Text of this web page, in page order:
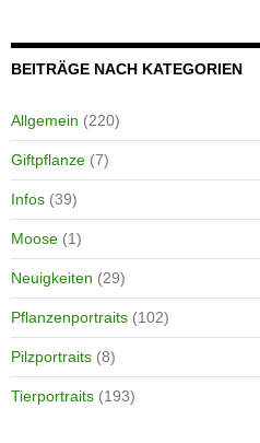
BEITRÄGE NACH KATEGORIEN
Allgemein (220)
Giftpflanze (7)
Infos (39)
Moose (1)
Neuigkeiten (29)
Pflanzenportraits (102)
Pilzportraits (8)
Tierportraits (193)